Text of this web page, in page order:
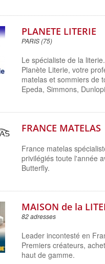
PLANETE LITERIE
PARIS (75)
Le spécialiste de la literie.
Planète Literie, votre
matelas et sommiers de
Epeda, Simmons,
FRANCE MATELAS
France matelas
privilégiés toute l'année
Butterfly.
MAISON de la
82 adresses
Leader incontesté en
Premiers créateurs,
haut de gamme.